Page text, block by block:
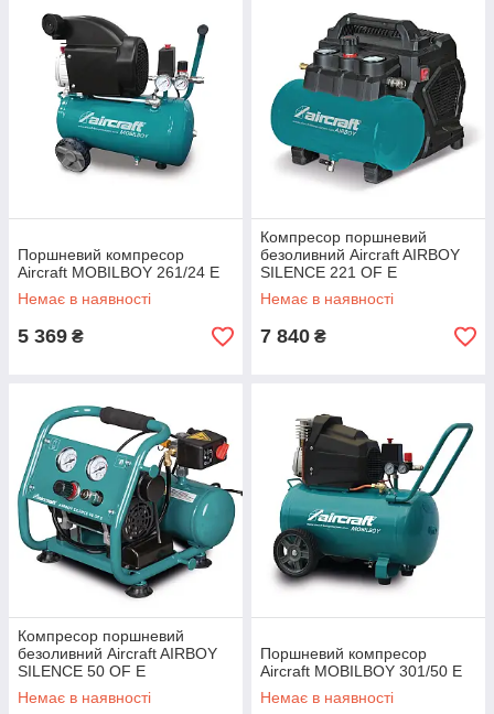
Поршневий компресор
Aircraft MOBILBOY 261/24 E
Немає в наявності
5 369 ₴
Компресор поршневий
безоливний Aircraft AIRBOY
SILENCE 221 OF E
Немає в наявності
7 840 ₴
Компресор поршневий
безоливний Aircraft AIRBOY
SILENCE 50 OF E
Немає в наявності
Поршневий компресор
Aircraft MOBILBOY 301/50 E
Немає в наявності